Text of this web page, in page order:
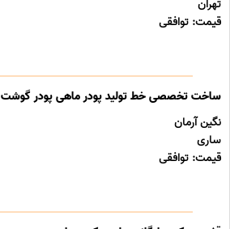
تهران
قیمت: توافقی
ساخت تخصصی خط تولید پودر ماهی پودر گوشت
نگین آرمان
ساری
قیمت: توافقی